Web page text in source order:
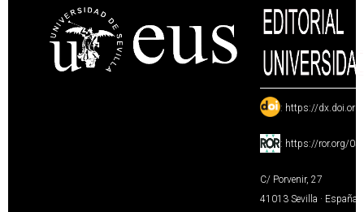
: https://
: https://ror.org/
C/ Porvenir, 27
41013 Sevilla · España